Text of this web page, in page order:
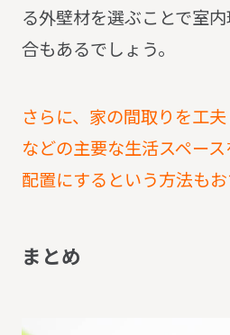
る外壁材を選ぶことで室
合もあるでしょう。
さらに、家の間取りを工
などの主要な生活スペー
配置にするという方法もお
ま とめ